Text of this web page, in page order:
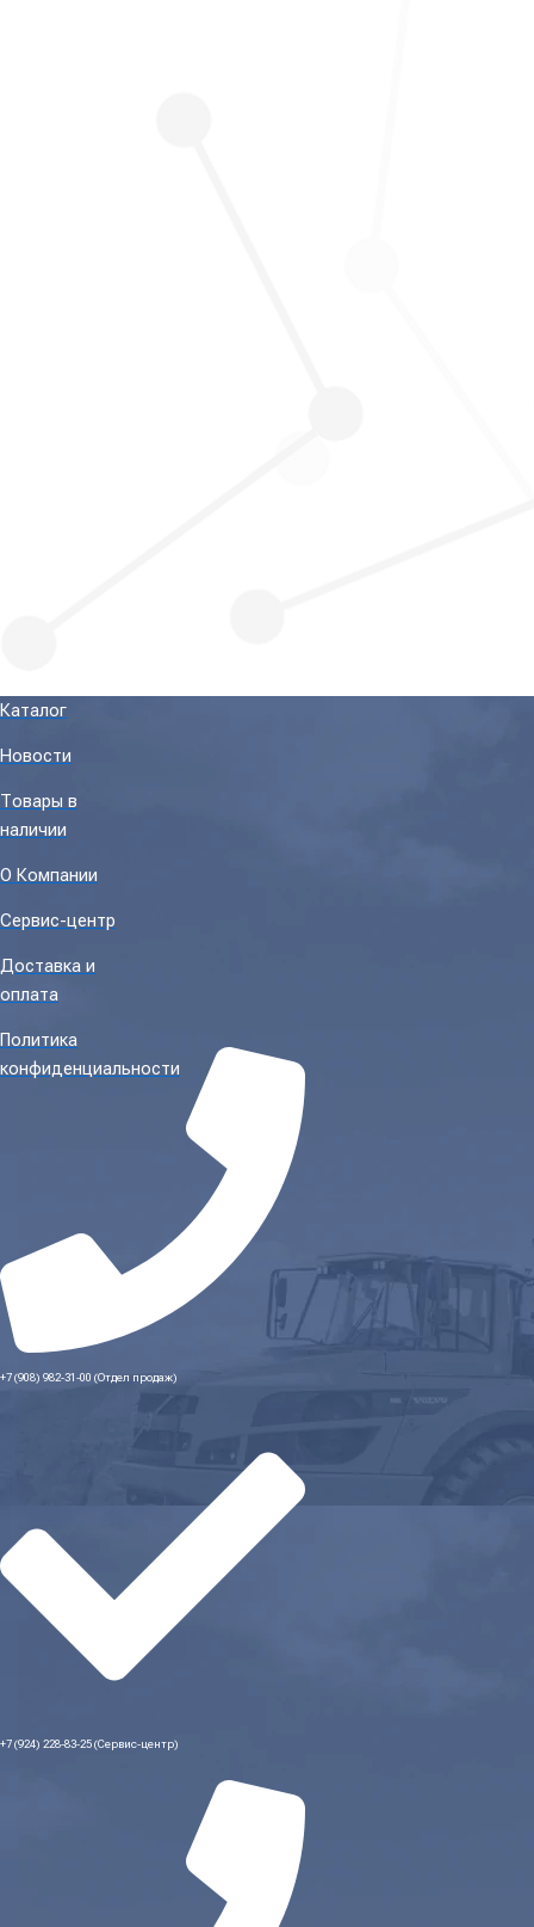
Каталог
Новости
Товары в
наличии
О Компании
Сервис-центр
Доставка и
оплата
Политика
конфиденциальности
+7 (908) 982-31-00 (Отдел продаж)
+7 (924) 228-83-25 (Сервис-центр)